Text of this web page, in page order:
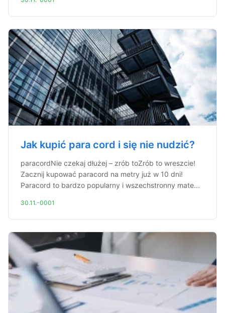
Jak kupić para cord i się nie nudzić?
paracordNie czekaj dłużej – zrób toZrób to wreszcie!
Zacznij kupować paracord na metry już w 10 dni!
Paracord to bardzo popularny i wszechstronny mate...
30.11.-0001